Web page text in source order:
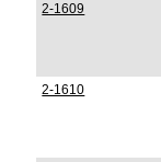
2-1609
2-1610